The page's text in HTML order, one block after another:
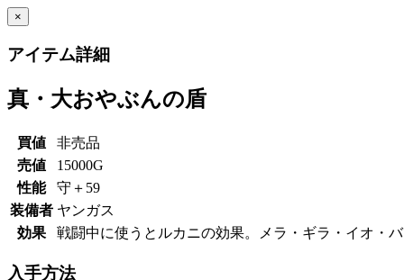
×
アイテム詳細
真・大おやぶんの盾
買値
非売品
売値
15000G
性能
守＋59
装備者 ヤンガス
効果
戦闘中に使うとルカニの効果。メラ・ギラ・イオ・
入手方法